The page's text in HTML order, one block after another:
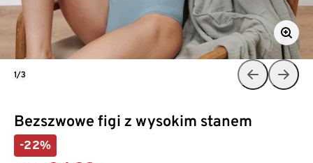
Bezszwowe figi z wysokim stanem
-22%
1/3